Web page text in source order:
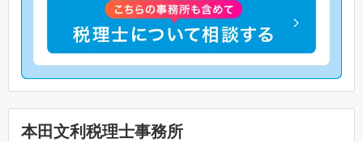
本田文利税理士事務所